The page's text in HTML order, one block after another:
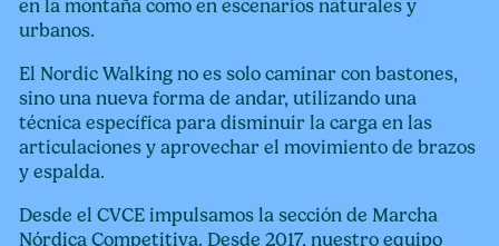
en la montaña como en escenarios naturales y
urbanos.
El Nordic Walking no es solo caminar con bastones,
sino una nueva forma de andar, utilizando una
técnica específica para disminuir la carga en las
articulaciones y aprovechar el movimiento de brazos
y espalda.
Desde el CVCE impulsamos la sección de Marcha
Nórdica Competitiva. Desde 2017, nuestro equipo